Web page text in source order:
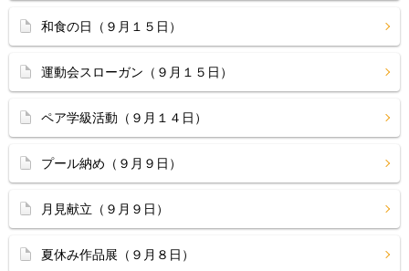
和食の日（９月１５日）
運動会スローガン（９月１５日）
ペア学級活動（９月１４日）
プール納め（９月９日）
月見献立（９月９日）
夏休み作品展（９月８日）